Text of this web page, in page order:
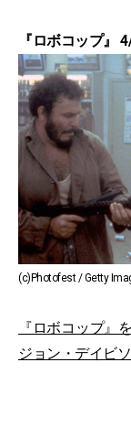
『ロボコップ』
(c)Photofest / Getty
『ロボコップ』
ジョン・デイビ